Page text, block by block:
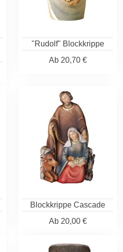
"Rudolf" Blockkrippe
Ab20,70 €
Blockkrippe Cascade
Ab20,00 €